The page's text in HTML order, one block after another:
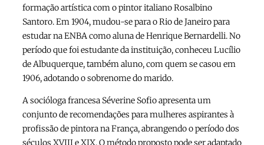
formação artística com o pintor italiano Rosalbino
Santoro. Em 1904, mudou-se para o Rio de Janeiro para
estudar na ENBA como aluna de Henrique Bernardelli. No
período que foi estudante da instituição, conheceu Lucílio
de Albuquerque, também aluno, com quem se casou em
1906, adotando o sobrenome do marido.
A socióloga francesa Séverine Sofio apresenta um
conjunto de recomendações para mulheres aspirantes à
profissão de pintora na França, abrangendo o período dos
séculos XVIII e XIX. O método proposto pode ser adaptado